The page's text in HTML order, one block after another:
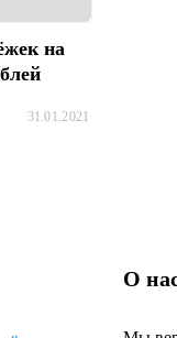
на
31.01.2021
О